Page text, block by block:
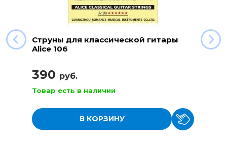
Струны для классической гитары
Alice 106
390 руб.
Товар есть в наличии
В КОРЗИНУ